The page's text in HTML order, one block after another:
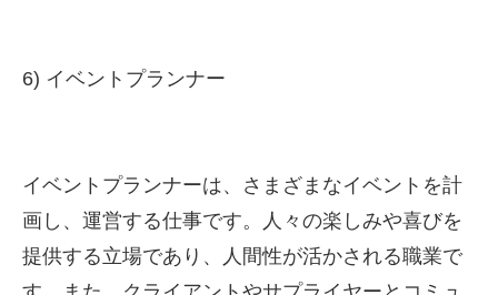
6) イベントプランナー
イベントプランナーは、さまざまなイベントを計
画し、運営する仕事です。人々の楽しみや喜びを
提供する立場であり、人間性が活かされる職業で